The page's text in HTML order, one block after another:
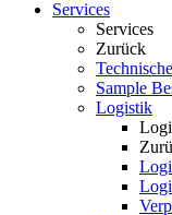
Services
Services
Zurück
Sample
Logistik